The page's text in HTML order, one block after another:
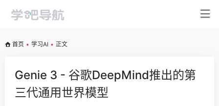
首页 • 学习AI • 正文
Genie 3 - 谷歌DeepMind推出的第
三代通用世界模型